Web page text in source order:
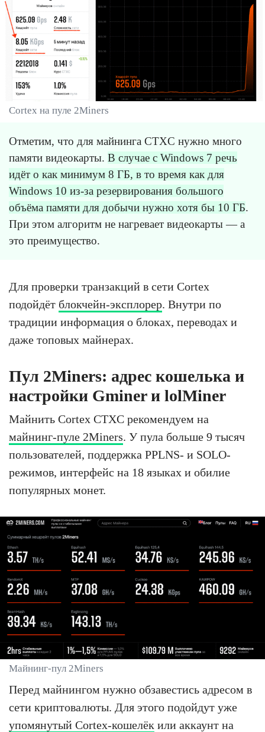
Cortex на пуле 2Miners
Отметим, что для майнинга CTXC нужно много
памяти видеокарты. В случае с Windows 7 речь
идёт о как минимум 8 ГБ, в то время как для
Windows 10 из-за резервирования большого
объёма памяти для добычи нужно хотя бы 10 ГБ.
При этом алгоритм не нагревает видеокарты — а
это преимущество.
Для проверки транзакций в сети Cortex
подойдёт блокчейн-эксплорер. Внутри по
традиции информация о блоках, переводах и
даже топовых майнерах.
Пул 2Miners: адрес кошелька и
настройки Gminer и lolMiner
Майнить Cortex CTXC рекомендуем на
майнинг-пуле 2Miners. У пула больше 9 тысяч
пользователей, поддержка PPLNS- и SOLO-
режимов, интерфейс на 18 языках и обилие
популярных монет.
Майнинг-пул 2Miners
Перед майнингом нужно обзавестись адресом в
сети криптовалюты. Для этого подойдут уже
упомянутый Cortex-кошелёк или аккаунт на